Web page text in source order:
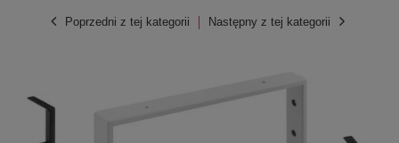
Poprzedni z tej kategorii Następny z tej kategorii